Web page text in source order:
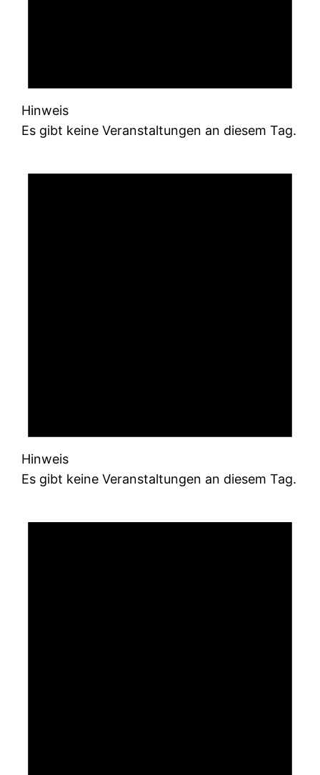
Hinweis
Es gibt keine Veranstaltungen an diesem Tag.
Hinweis
Es gibt keine Veranstaltungen an diesem Tag.